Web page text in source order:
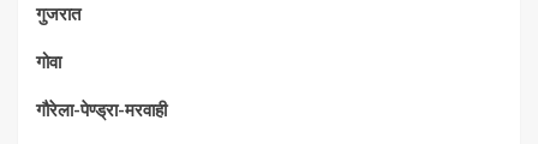
गुजरात
गोवा
गौरेला-पेण्ड्रा-मरवाही